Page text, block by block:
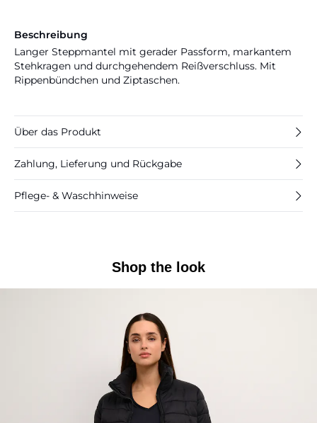
Beschreibung
Langer Steppmantel mit gerader Passform, markantem
Stehkragen und durchgehendem Reißverschluss. Mit
Rippenbündchen und Ziptaschen.
Über das Produkt
Zahlung, Lieferung und Rückgabe
Pflege- & Waschhinweise
Shop the look